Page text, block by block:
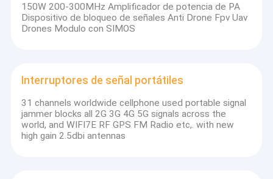
Bloqueador de Bombas IED
Bloqueadores de señal para interiores
Módulo Anti Dron-30W
Módulo Anti Dron-50W
150W 200-300MHz Amplificador de potencia de PA
Dispositivo de bloqueo de señales Anti Drone Fpv Uav
Drones Modulo con SIMOS
Interruptores de señal portátiles
31 channels worldwide cellphone used portable signal
jammer blocks all 2G 3G 4G 5G signals across the
world, and WIFI7E RF GPS FM Radio etc,. with new
high gain 2.5dbi antennas
antiterrorista durante más de cinco años, realizando la I+D y la
instalación de sistemas de detección e inhibición de
comunicaciones de alta gama para todo el mundo. La empresa
2. Estricto control de calidad: nuestros productos han sido
acreditados como de la más alta calidad y los más confiables de
la industria. Hemos vendido nuestros dispositivos a más de 80
países y regiones, lo que tiene una mayor cuota de mercado en
los países asiáticos, Oriente Medio, Gran Bretaña y Francia.